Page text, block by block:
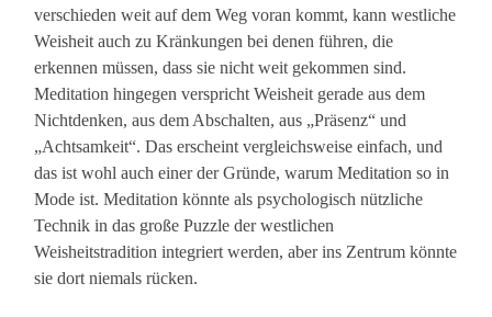
verschieden weit auf dem Weg voran kommt, kann westliche
Weisheit auch zu Kränkungen bei denen führen, die
erkennen müssen, dass sie nicht weit gekommen sind.
Meditation hingegen verspricht Weisheit gerade aus dem
Nichtdenken, aus dem Abschalten, aus „Präsenz“ und
„Achtsamkeit“. Das erscheint vergleichsweise einfach, und
das ist wohl auch einer der Gründe, warum Meditation so in
Mode ist. Meditation könnte als psychologisch nützliche
Technik in das große Puzzle der westlichen
Weisheitstradition integriert werden, aber ins Zentrum könnte
sie dort niemals rücken.